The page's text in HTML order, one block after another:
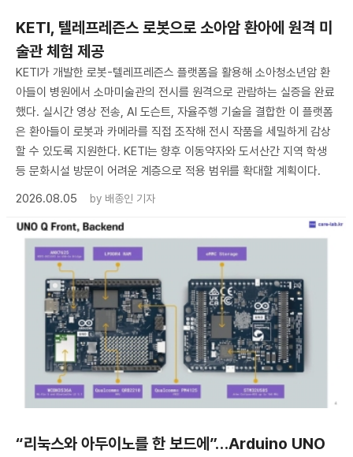
KETI, 텔레프레즌스 로봇으로 소아암 환아에 원격 미
술관 체험 제공
KETI가 개발한 로봇-텔레프레즌스 플랫폼을 활용해 소아청소년암 환
아들이 병원에서 소마미술관의 전시를 원격으로 관람하는 실증을 완료
했다. 실시간 영상 전송, AI 도슨트, 자율주행 기술을 결합한 이 플랫폼
은 환아들이 로봇과 카메라를 직접 조작해 전시 작품을 세밀하게 감상
할 수 있도록 지원한다. KETI는 향후 이동약자와 도서산간 지역 학생
등 문화시설 방문이 어려운 계층으로 적용 범위를 확대할 계획이다.
2026.08.05
by 배종인 기자
“리눅스와 아두이노를 한 보드에”…Arduino UNO